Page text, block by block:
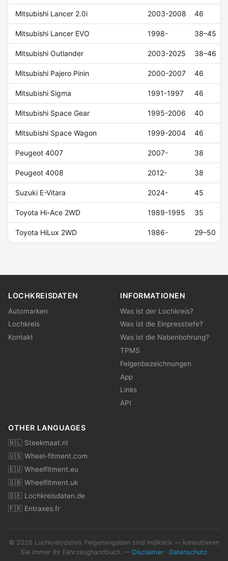
Mitsubishi Lancer 2.0i 2003-2008 46
Mitsubishi Lancer EVO 1998- 38–45
Mitsubishi Outlander 2003-2025 38–46
Mitsubishi Pajero Pinin 2000-2007 46
Mitsubishi Sigma 1991-1997 46
Mitsubishi Space Gear 1995-2006 40
Mitsubishi Space Wagon 1999-2004 46
Peugeot 4007 2007- 38
Peugeot 4008 2012- 38
Suzuki E-Vitara 2024- 45
Toyota Hi-Ace 2WD 1989-1995 35
Toyota HiLux 2WD 1986- 29–50
LOCHKREISDATEN
Automarken
Lochkreis
Kontakt
INFORMATIONEN
Was ist der Lochkreis?
Was ist die Einpresstiefe?
Was ist die Nabenbohrung?
TPMS
Felgenbezeichnungen
App
Links
API
OTHER LANGUAGES
🇳🇱 Steekmaat.nl
🇺🇸 Wheel-fitment.com
🇪🇺 Wheelfitment.eu
🇬🇧 Wheelfitment.uk
🇩🇪 Lochkreisdaten.de
🇫🇷 Entraxes.fr
© 2026 Lochkreisdaten. Felgenangaben sind indikativ — konsultieren
Sie immer Ihr Fahrzeughandbuch. — Disclaimer · Datenschutz